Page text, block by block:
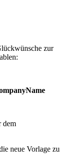
zur
dem
neue Vorlage zu